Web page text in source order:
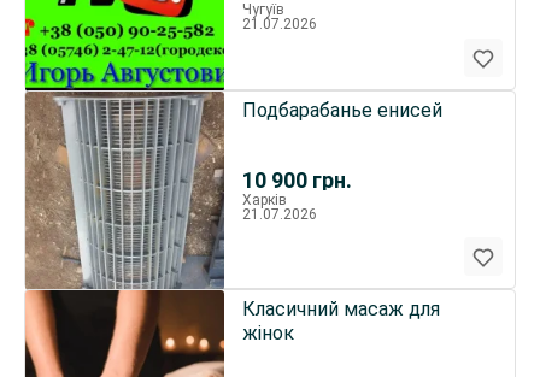
Чугуїв
21.07.2026
10 900 грн.
Подбарабанье енисей
Харків
21.07.2026
Класичний масаж для
жінок